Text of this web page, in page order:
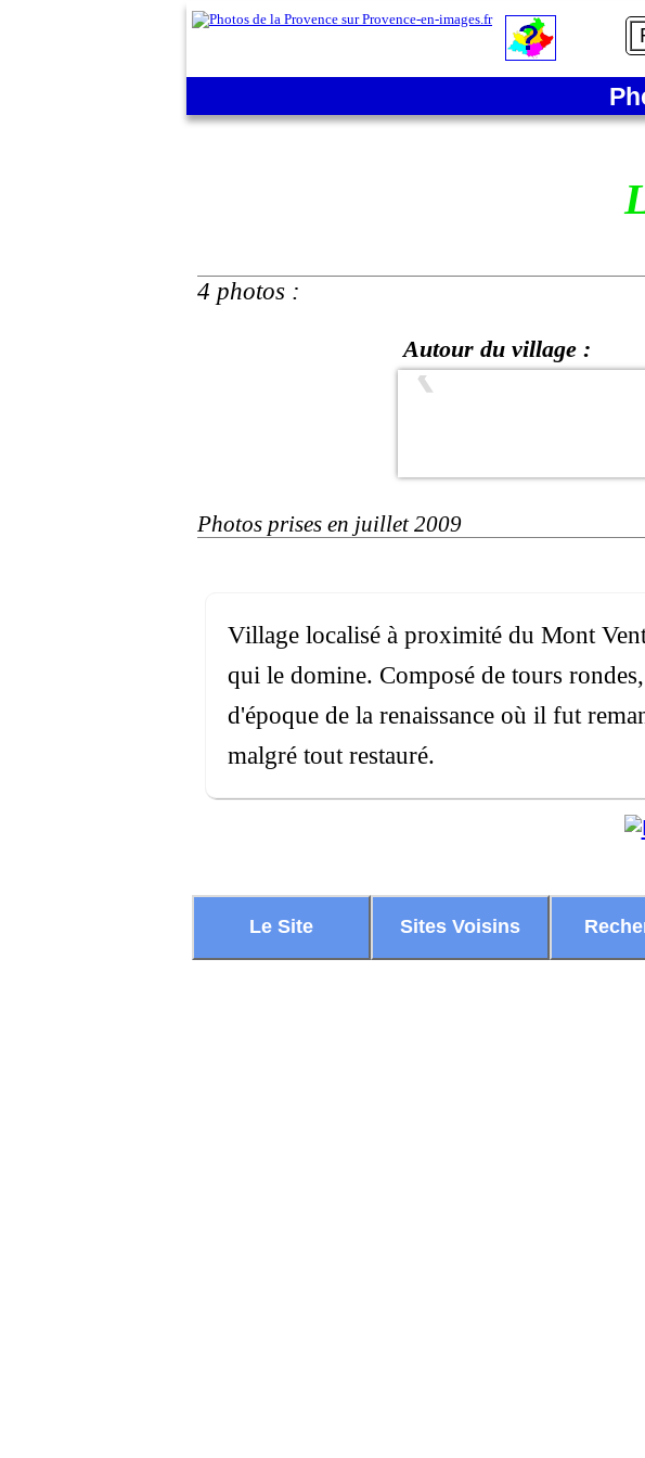
4 photos :
Autour du village :
❮
Photos prises en juillet 2009
Village localisé à proximité du Mont
qui le domine. Composé de tours
d'époque de la renaissance où il fut
malgré tout restauré.
Le Site Sites Voisins